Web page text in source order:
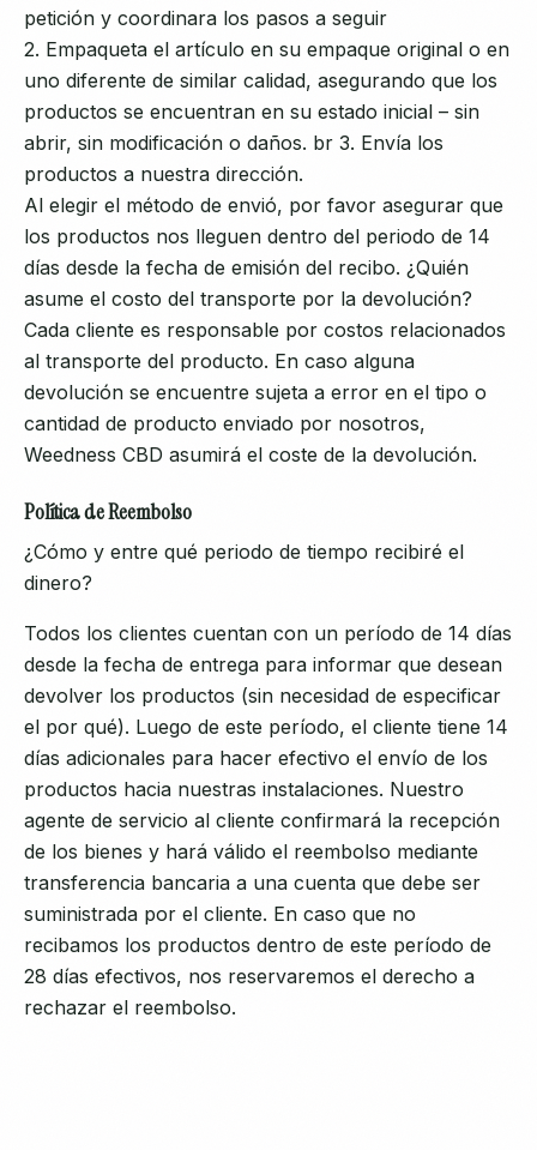
petición y coordinara los pasos a seguir
2. Empaqueta el artículo en su empaque original o en
uno diferente de similar calidad, asegurando que los
productos se encuentran en su estado inicial – sin
abrir, sin modificación o daños. br 3. Envía los
productos a nuestra dirección.
Al elegir el método de envió, por favor asegurar que
los productos nos lleguen dentro del periodo de 14
días desde la fecha de emisión del recibo. ¿Quién
asume el costo del transporte por la devolución?
Cada cliente es responsable por costos relacionados
al transporte del producto. En caso alguna
devolución se encuentre sujeta a error en el tipo o
cantidad de producto enviado por nosotros,
Weedness CBD asumirá el coste de la devolución.
Política de Reembolso
¿Cómo y entre qué periodo de tiempo recibiré el
dinero?
Todos los clientes cuentan con un período de 14 días
desde la fecha de entrega para informar que desean
devolver los productos (sin necesidad de especificar
el por qué). Luego de este período, el cliente tiene 14
días adicionales para hacer efectivo el envío de los
productos hacia nuestras instalaciones. Nuestro
agente de servicio al cliente confirmará la recepción
de los bienes y hará válido el reembolso mediante
transferencia bancaria a una cuenta que debe ser
suministrada por el cliente. En caso que no
recibamos los productos dentro de este período de
28 días efectivos, nos reservaremos el derecho a
rechazar el reembolso.